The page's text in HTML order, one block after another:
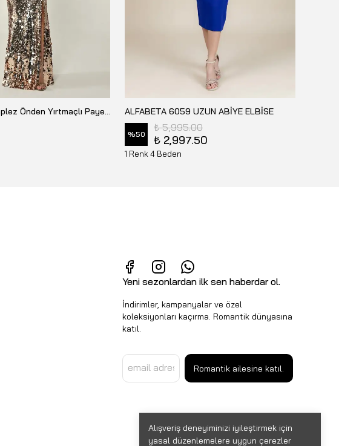
Alışveriş deneyiminizi iyileştirmek için
yasal düzenlemelere uygun çerezler
ALFABETA Straplez Önden Yırtmaçlı Payet Uzun Elbise - MA-B7079 ALFABETA 6059 UZUN ABİYE ELBİSE
%50
₺ 5,995.00
₺ 2,997.50
1 Renk 4 Beden
Yeni sezonlardan ilk sen haberdar ol.
İndirimler, kampanyalar ve özel
koleksiyonları kaçırma. Romantik dünyasına
katıl.
Romantik ailesine katıl.